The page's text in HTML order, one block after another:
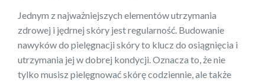
Jednym z najważniejszych elementów utrzymania
zdrowej i jędrnej skóry jest regularność. Budowanie
nawyków do pielęgnacji skóry to klucz do osiągnięcia i
utrzymania jej w dobrej kondycji. Oznacza to, że nie
tylko musisz pielęgnować skórę codziennie, ale także